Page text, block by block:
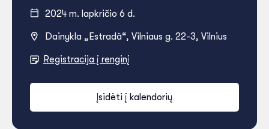
2024 m. lapkričio 6 d.
Dainykla „Estradà“, Vilniaus g. 22-3, Vilnius
Registracija į renginį
Įsidėti į kalendorių